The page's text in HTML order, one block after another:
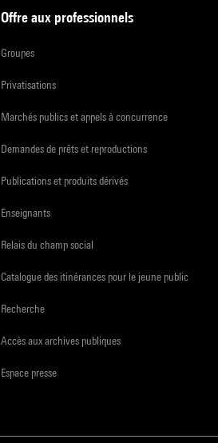
Offre aux professionnels
Groupes
Privatisations
Marchés publics et appels à concurrence
Demandes de prêts et reproductions
Publications et produits dérivés
Enseignants
Relais du champ social
Catalogue des itinérances pour le jeune public
Recherche
Accès aux archives publiques
Espace presse